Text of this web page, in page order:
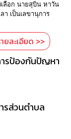
ลือก นายสุบิน หาวัน
า เป็นเลขานุการ
ยละเอียด >>
รป้องกันปัญหา
รส่วนตำบล